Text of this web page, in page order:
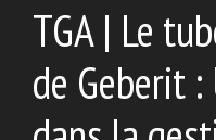
TGA | Le
de Geberit